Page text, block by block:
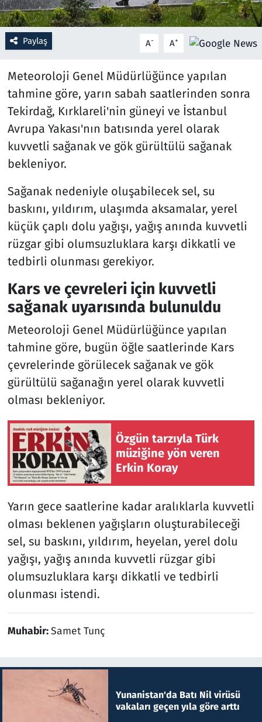
Paylaş A- A+
Meteoroloji Genel Müdürlüğünce yapılan
tahmine göre, yarın sabah saatlerinden sonra
Tekirdağ, Kırklareli'nin güneyi ve İstanbul
Avrupa Yakası'nın batısında yerel olarak
kuvvetli sağanak ve gök gürültülü sağanak
bekleniyor.
Sağanak nedeniyle oluşabilecek sel, su
baskını, yıldırım, ulaşımda aksamalar, yerel
küçük çaplı dolu yağışı, yağış anında kuvvetli
rüzgar gibi olumsuzluklara karşı dikkatli ve
tedbirli olunması gerekiyor.
Kars ve çevreleri için kuvvetli
sağanak uyarısında bulunuldu
Meteoroloji Genel Müdürlüğünce yapılan
tahmine göre, bugün öğle saatlerinde Kars
çevrelerinde görülecek sağanak ve gök
gürültülü sağanağın yerel olarak kuvvetli
olması bekleniyor.
Özgün tarzıyla Türk
müziğine yön veren
Erkin Koray
Yarın gece saatlerine kadar aralıklarla kuvvetli
olması beklenen yağışların oluşturabileceği
sel, su baskını, yıldırım, heyelan, yerel dolu
yağışı, yağış anında kuvvetli rüzgar gibi
olumsuzluklara karşı dikkatli ve tedbirli
olunması istendi.
Muhabir:Samet Tunç
Yunanistan'da Batı Nil virüsü
vakaları geçen yıla göre arttı
Sağlık
Savunma Sanayi
Seçim 2023
Spor
Teknoloji ve Bilim
Televizyon